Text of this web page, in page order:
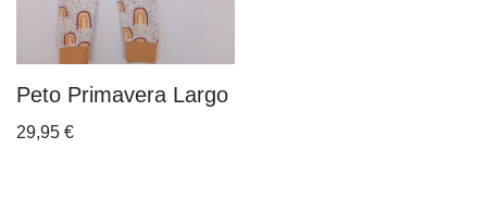
Peto Primavera Largo
29,95 €